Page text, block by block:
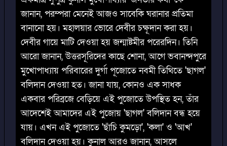
জানান, পরম্পরা মেনেই আজও সাবেকি ঘরানার প্রতিমা
বানানো হয়। মহালয়ার ভোরে দেবীর চক্ষূদান করা হয়।
দেবীর গায়ে মাটি দেওয়া হয় জন্মাষ্টমীর পরেরদিন। তিনি
আরো জানান, উত্তরসূরিদের কাছে শোনা, আগে ভবানন্দপুরে
মুখোপাধ্যায় পরিবারের দুর্গা পূজোতে নবমী তিথিতে 'ছাগল'
বলিদান দেওয়া হত। জানা যায়, কোনও এক সাধক
একবার পরিব্রজে বেড়িয়ে এই পুজোতে উপস্থিত হন, তাঁর
আদেশেই আমাদের এই পুজোয় 'ছাগল' বলিদান বন্ধ হয়ে
যায়। এখন এই পুজোতে 'ছাঁচি কুমড়ো', 'কলা' ও 'আখ'
বলিদান দেওয়া হয়। কুনাল আরও জানান, আসলে